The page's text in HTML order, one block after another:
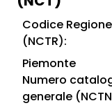
Codice Regione
(NCTR):
Piemonte
Numero
generale